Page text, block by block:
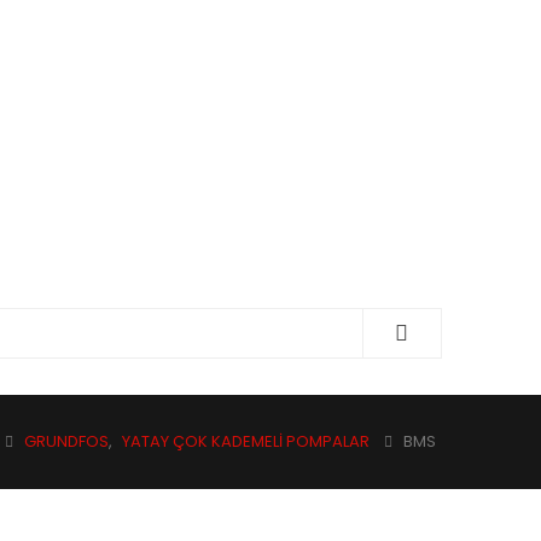
GRUNDFOS, YATAY ÇOK KADEMELI POMPALAR BMS